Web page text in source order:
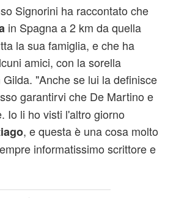
Signorini ha raccontato che
in Spagna a 2 km da quella
la sua famiglia, e che ha
amici, con la sorella
"Anche se lui la definisce
garantirvi che De Martino e
Io li ho visti l'altro giorno
, e questa è una cosa molto
informatissimo scrittore e